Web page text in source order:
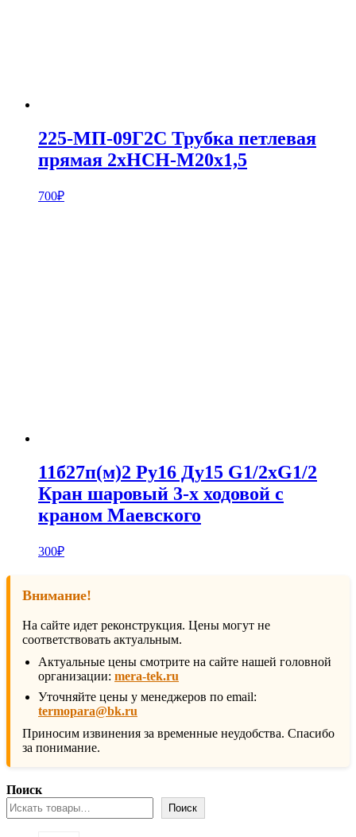
225-МП-09Г2С Трубка петлевая
прямая 2хНСН-М20х1,5
700₽
11б27п(м)2 Ру16 Ду15 G1/2xG1/2
Кран шаровый 3-х ходовой с
краном Маевского
300₽
Внимание!
На сайте идет реконструкция. Цены могут не
соответствовать актуальным.
Актуальные цены смотрите на сайте нашей головной
организации: mera-tek.ru
Уточняйте цены у менеджеров по email:
termopara@bk.ru
Приносим извинения за временные неудобства. Спасибо
за понимание.
Поиск
Поиск